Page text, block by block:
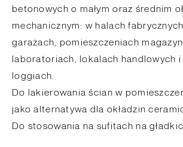
betonowych o małym oraz średnim
mechanicznym: w halach
garażach, pomieszczeniach
laboratoriach, lokalach handlowych i
loggiach.
Do lakierowania ścian w
jako alternatywa dla okładzin
Do stosowania na sufitach na